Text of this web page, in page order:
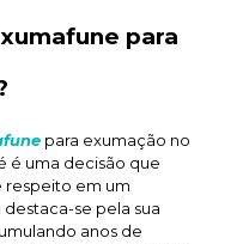
para
para exumação no
é uma decisão que
respeito em um
se pela sua
anos de